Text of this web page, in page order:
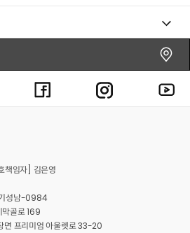
책임자] 김은영
성남-0984
막골로 169
면 프리미엄 아울렛로 33-20